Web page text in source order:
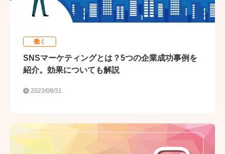
働く
SNSマーケティングとは？5つの企業成功事例を
紹介。効果についても解説
2023/08/31